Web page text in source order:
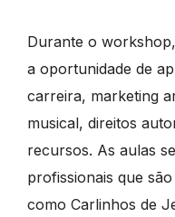
Durante o
a oportunidade de
carreira, marketing
musical, direitos
recursos. As aulas
profissionais que
como Carlinhos de